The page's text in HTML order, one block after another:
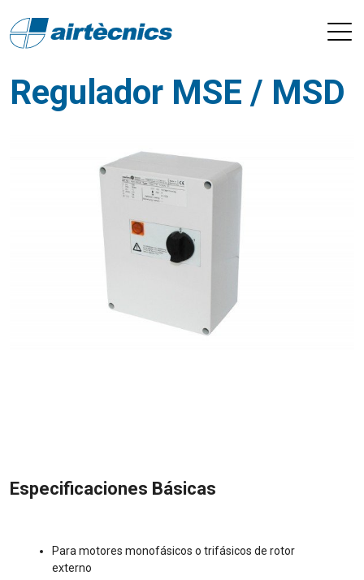
Regulador MSE / MSD
Especificaciones Básicas
Para motores monofásicos o trifásicos de rotor
externo